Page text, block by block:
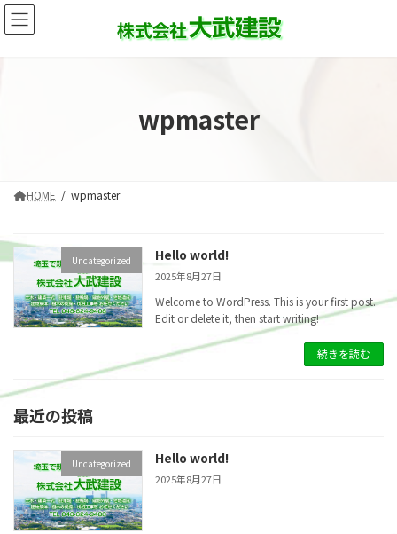
コ
ン
ン
ナ
ビ
ー
wpmaster
HOME wpmaster
Uncategorized Hello world!
2025年8月27日
Welcome to WordPress. This is your first post.
Edit or delete it, then start writing!
続きを読む
最近の投稿
Uncategorized Hello world!
2025年8月27日